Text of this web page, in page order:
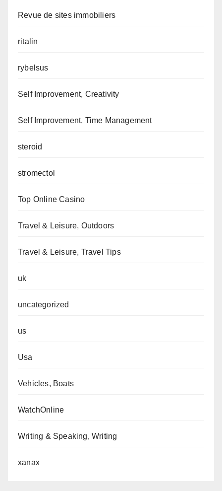
Revue de sites immobiliers
ritalin
rybelsus
Self Improvement, Creativity
Self Improvement, Time Management
steroid
stromectol
Top Online Casino
Travel & Leisure, Outdoors
Travel & Leisure, Travel Tips
uk
uncategorized
us
Usa
Vehicles, Boats
WatchOnline
Writing & Speaking, Writing
xanax